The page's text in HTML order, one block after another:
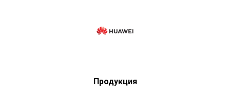
Продукция